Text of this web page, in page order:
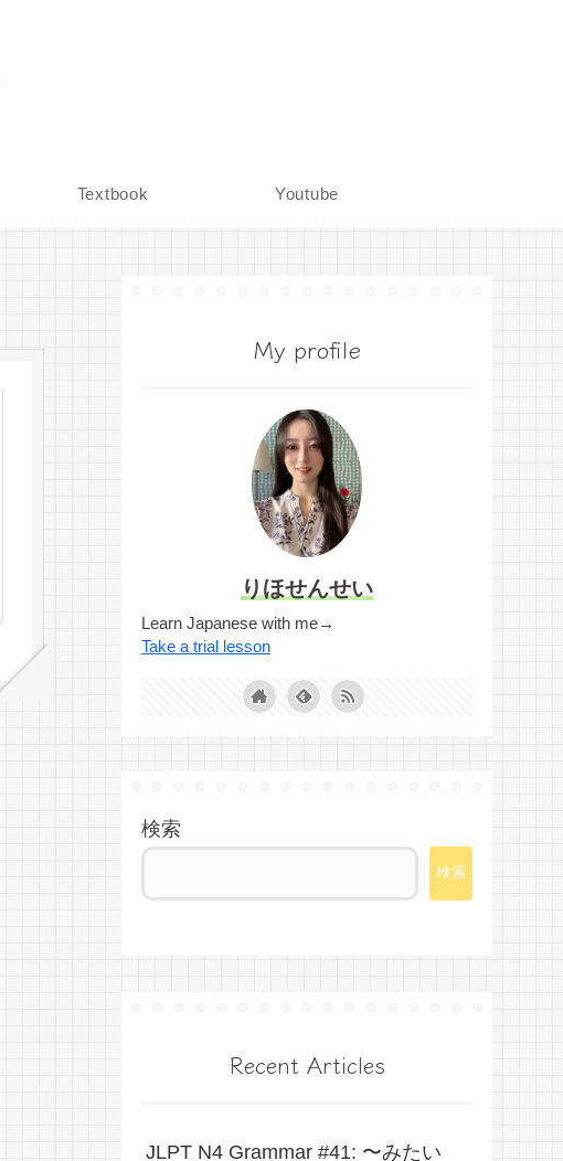
Textbook Youtube
My profile
りほせんせい
Learn Japanese with me→
Take a trial lesson
検索
検索
Recent Articles
JLPT N4 Grammar #41: 〜みたい